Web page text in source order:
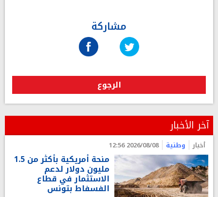
مشاركة
الرجوع
آخر الأخبار
أخبار وطنية 2026/08/08 12:56
منحة أمريكية بأكثر من 1.5
مليون دولار لدعم
الاستثمار في قطاع
الفسفاط بتونس